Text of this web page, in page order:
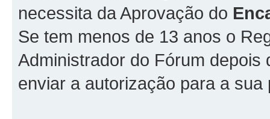
necessita da Aprovação do
Se tem menos de 13 anos o
Administrador do Fórum
enviar a autorização para a sua